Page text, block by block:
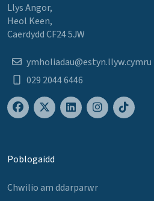
Llys Angor,
Heol Keen,
Caerdydd CF24 5JW
ymholiadau@estyn.llyw.cymru
029 2044 6446
Poblogaidd
Chwilio am ddarparwr